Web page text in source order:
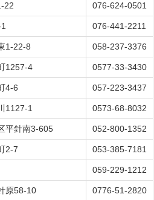
22 076-624-0501
076-441-2211
1-22-8 058-237-3376
1257-4 0577-33-3430
4-6 057-223-3437
1127-1 0573-68-8032
平針南3-605 052-800-1352
2-7 053-385-7181
059-229-1212
原58-10 0776-51-2820